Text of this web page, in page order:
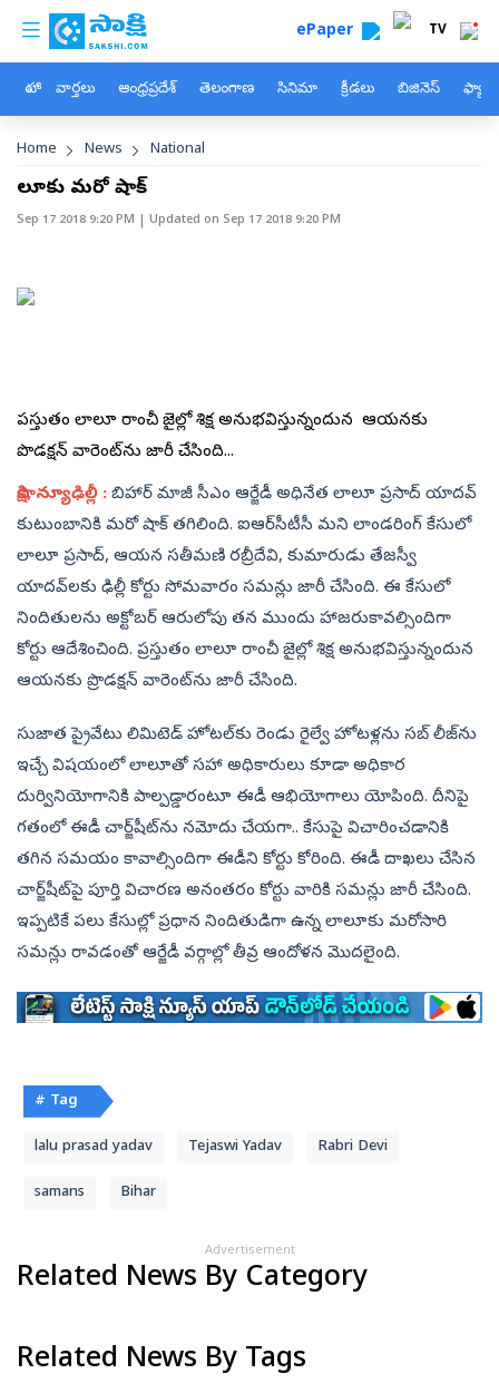
Skip to main content
custom menu ePaper TV
హోం వార్తలు ఆంధ్రప్రదేశ్ తెలంగాణ సినిమా క్రీడలు బిజినెస్
Breadcrumb
Home News National
లాలూకు మరో షాక్‌
Sep 17 2018 9:20 PM | Updated on Sep 17 2018 9:20 PM
ప్రస్తుతం లాలూ రాంచీ జైల్లో శిక్ష అనుభవిస్తున్నందున ఆయనకు
ప్రొడక్షన్‌ వారెంట్‌ను జారీ చేసింది...
సాక్షి, న్యూఢిల్లీ : బిహార్‌ మాజీ సీఎం ఆర్జేడీ అధినేత లాలూ ప్రసాద్‌ యాదవ్‌
కుటుంబానికి మరో షాక్‌ తగిలింది. ఐఆర్‌సీటీసీ మని లాండరింగ్‌ కేసులో
లాలూ ప్రసాద్‌, ఆయన సతీమణి రబ్రీదేవి, కుమారుడు తేజస్వీ
యాదవ్‌లకు ఢిల్లీ కోర్టు సోమవారం సమన్లు జారీ చేసింది. ఈ కేసులో
నిందితులను అక్టోబర్‌ ఆరులోపు తన ముందు హాజరుకావల్సిందిగా
కోర్టు ఆదేశించింది. ప్రస్తుతం లాలూ రాంచీ జైల్లో శిక్ష అనుభవిస్తున్నందున
ఆయనకు ప్రొడక్షన్‌ వారెంట్‌ను జారీ చేసింది.
సుజాత ప్రైవేటు లిమిటెడ్‌ హోటల్‌కు రెండు రైల్వే హోటళ్లను సబ్‌ లీజ్‌ను
ఇచ్చే విషయంలో లాలూతో సహా అధికారులు కూడా అధికార
దుర్వినియోగానికి పాల్పడ్డారంటూ ఈడీ ఆభియోగాలు యోపింది. దీనిపై
గతంలో ఈడీ చార్జ్‌షీట్‌ను నమోదు చేయగా.. కేసుపై విచారించడానికి
తగిన సమయం కావాల్సిందిగా ఈడీని కోర్టు కోరింది. ఈడీ దాఖలు చేసిన
చార్జ్‌షీట్‌పై పూర్తి విచారణ అనంతరం కోర్టు వారికి సమన్లు జారీ చేసింది.
ఇప్పటికే పలు కేసుల్లో ప్రధాన నిందితుడిగా ఉన్న లాలూకు మరోసారి
సమన్లు రావడంతో ఆర్జేడీ వర్గాల్లో తీవ్ర ఆందోళన మొదలైంది.
# Tag
lalu prasad yadav Tejaswi Yadav Rabri Devi
samans Bihar
Advertisement
Related News By Category
Related News By Tags